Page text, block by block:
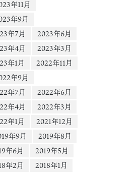
kR7wgUxWD-
年11月
年9月
年7月
2023年6月
年4月
2023年3月
年1月
2022年11月
年9月
年7月
2022年6月
年4月
2022年3月
年1月
2021年12月
年9月
2019年8月
年6月
2019年5月
年2月
2018年1月